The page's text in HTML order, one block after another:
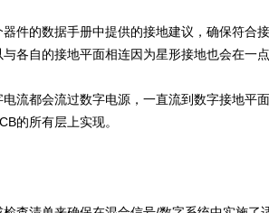
件的数据手册中提供的接地建议，确保符合
各自的接地平面相连因为星形接地也会在一
流都会流过数字电源，一直流到数字接地平
的所有层上实现。